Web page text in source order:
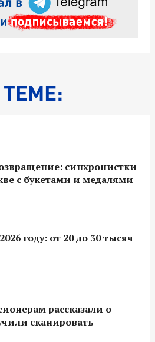
синхронистки
с букетами и медалями
году: от 20 до 30 тысяч
рассказали о
сканировать